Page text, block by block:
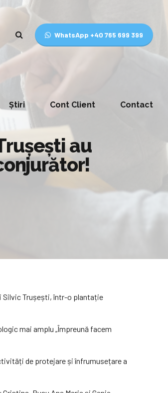
WhatsApp +40 765 699 399
Știri Cont Client Contact
au
Silvic Trușești, într-o plantație
mai amplu „Împreună facem
de protejare și înfrumusețare a